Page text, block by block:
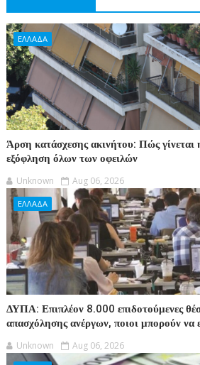
ΕΛΛΑΔΑ
Άρση κατάσχεσης ακινήτου: Πώς
εξόφληση όλων των οφειλών
Unknown Aug 06, 2026
ΕΛΛΑΔΑ
ΔΥΠΑ: Επιπλέον 8.000 επιδοτούμενες
απασχόλησης ανέργων, ποιοι μπορούν να
Unknown Aug 06, 2026